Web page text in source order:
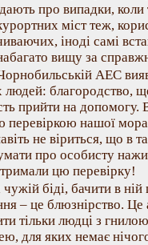
про випадки, коли
міст теж,
іноді самі
вищу за
АЕС
людей: благородство,
прийти на допомогу.
перевіркою нашої
не віриться, що в
про особисту
цю перевірку!
біді, бачити в
– це блюзнірство.
тільки людці з
для яких немає